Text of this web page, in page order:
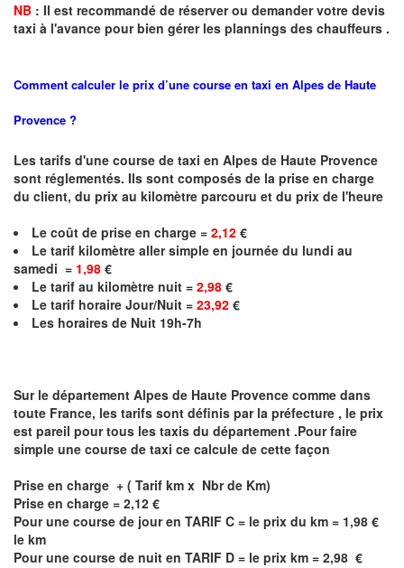
NB : Il est recommandé de réserverou demandervotre devis
taxi à l'avance pour bien gérer les plannings des chauffeurs .
Comment calculer le prix d’une course en taxi en Alpes de Haute
Provence ?
Les tarifs d'une course de taxi en Alpes de Haute Provence
sont réglementés. Ils sont composés de la prise en charge
du client, du prix au kilomètre parcouru et du prix de l'heure
Le coût de prise en charge = 2,12 €
Le tarif kilomètre aller simple en journée du lundi au
samedi = 1,98 €
Le tarif au kilomètre nuit = 2,98 €
Le tarif horaire Jour/Nuit = 23,92 €
Les horaires de Nuit 19h-7h
Sur le département Alpes de Haute Provence comme dans
toute France, les tarifs sont définis par la préfecture , le prix
est pareil pour tous les taxis du département .Pour faire
simple une course de taxi ce calcule de cette façon
Prise en charge + ( Tarif km x Nbr de Km)
Prise en charge = 2,12 €
Pour une course de jour en TARIF C = le prix du km = 1,98 €
le km
Pour une course de nuit en TARIF D = le prix km = 2,98 €